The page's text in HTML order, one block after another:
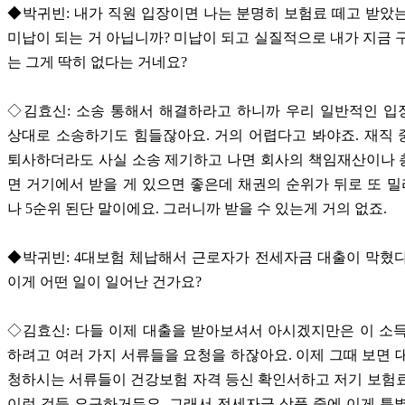
◆박귀빈: 내가 직원 입장이면 나는 분명히 보험료 떼고 받았
미납이 되는 거 아닙니까? 미납이 되고 실질적으로 내가 지금
는 그게 딱히 없다는 거네요?
◇김효신: 소송 통해서 해결하라고 하니까 우리 일반적인 입
상대로 소송하기도 힘들잖아요. 거의 어렵다고 봐야죠. 재직
퇴사하더라도 사실 소송 제기하고 나면 회사의 책임재산이나
면 거기에서 받을 게 있으면 좋은데 채권의 순위가 뒤로 또
나 5순위 된단 말이에요. 그러니까 받을 수 있는게 거의 없죠.
◆박귀빈: 4대보험 체납해서 근로자가 전세자금 대출이 막혔
이게 어떤 일이 일어난 건가요?
◇김효신: 다들 이제 대출을 받아보셔서 아시겠지만은 이 소
하려고 여러 가지 서류들을 요청을 하잖아요. 이제 그때 보면
청하시는 서류들이 건강보험 자격 등신 확인서하고 저기 보험